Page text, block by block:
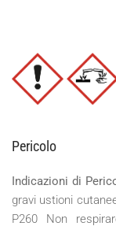
Pericolo
Indicazioni di
gravi ustioni
P260 Non